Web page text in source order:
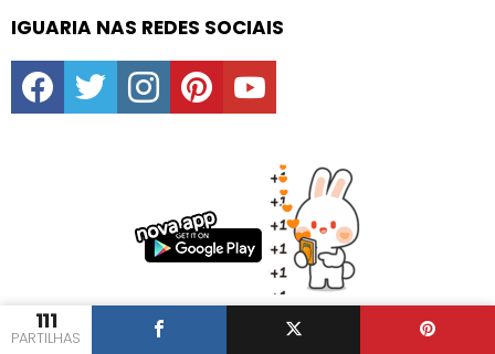
111
PARTILHAS
IGUARIA NAS REDES SOCIAIS
facebooktwitter instagrampinterestyoutube